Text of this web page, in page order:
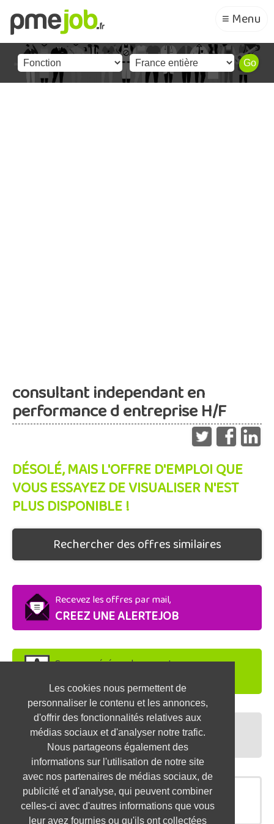
Les cookies nous permettent de
personnaliser le contenu et les annonces,
d'offrir des fonctionnalités relatives aux
médias sociaux et d'analyser notre trafic.
Nous partageons également des
informations sur l'utilisation de notre site
avec nos partenaires de médias sociaux, de
publicité et d'analyse, qui peuvent combiner
celles-ci avec d'autres informations que vous
leur avez fournies ou qu'ils ont collectées
≡ Menu
consultant independant en
performance d entreprise H/F
DÉSOLÉ, MAIS L'OFFRE D'EMPLOI QUE
VOUS ESSAYEZ DE VISUALISER N'EST
PLUS DISPONIBLE !
Rechercher des offres similaires
Recevez les offres par mail,
CREEZ UNE ALERTEJOB
Soyez repéré par les recruteurs,
DEPOSEZ VOTRE CV
Préparez vos entretiens,
TESTEZ-VOUS
OFFRES SIMILAIRES